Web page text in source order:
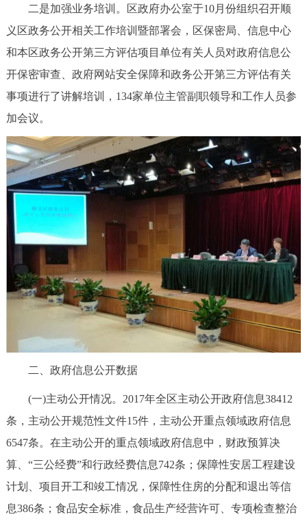
二是加强业务培训。区政府办公室于10月份组织召开顺
义区政务公开相关工作培训暨部署会，区保密局、信息中心
和本区政务公开第三方评估项目单位有关人员对政府信息公
开保密审查、政府网站安全保障和政务公开第三方评估有关
事项进行了讲解培训，134家单位主管副职领导和工作人员参
加会议。
二、政府信息公开数据
(一)主动公开情况。2017年全区主动公开政府信息38412
条，主动公开规范性文件15件，主动公开重点领域政府信息
6547条。在主动公开的重点领域政府信息中，财政预算决
算、“三公经费”和行政经费信息742条；保障性安居工程建设
计划、项目开工和竣工情况，保障性住房的分配和退出等信
息386条；食品安全标准，食品生产经营许可、专项检查整治